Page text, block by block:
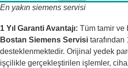
En yakın siemens servisi
1 Yıl Garanti Avantajı: Tüm tamir ve
Bostan Siemens Servisi tarafından
desteklenmektedir. Orijinal yedek
işçilikle gerçekleştirilen işlemler,